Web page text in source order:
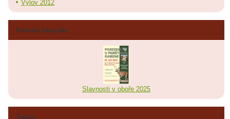
Výlov 2012
Poslední fotografie
Slavnosti v oboře 2025
Toplist